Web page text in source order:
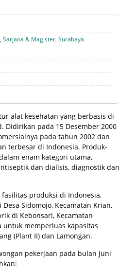
, Sarjana & Magister, Surabaya
alat kesehatan yang berbasis di
Didirikan pada 15 Desember 2000
pada tahun 2002 dan
terbesar di Indonesia. Produk-
enam kategori utama,
dan dialisis, diagnostik dan
fasilitas produksi di Indonesia,
Sidomojo, Kecamatan Krian,
di Kebonsari, Kecamatan
untuk memperluas kapasitas
(Plant II) dan Lamongan.
pekerjaan pada bulan Juni